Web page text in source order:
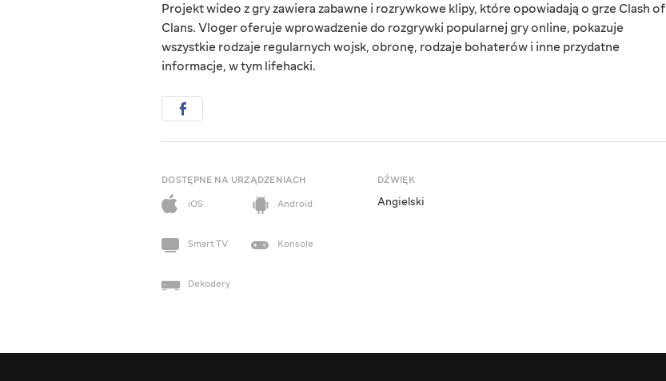
Projekt wideo z gry zawiera zabawne i rozrywkowe klipy, które opowiadają o grze Clash of
Clans. Vloger oferuje wprowadzenie do rozgrywki popularnej gry online, pokazuje
wszystkie rodzaje regularnych wojsk, obronę, rodzaje bohaterów i inne przydatne
informacje, w tym lifehacki.
DOSTĘPNE NA URZĄDZENIACH
iOS
Android
Smart TV Konsole
Dekodery
DŹWIĘK
Angielski